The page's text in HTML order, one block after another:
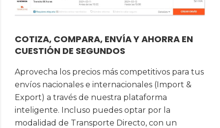
COTIZA, COMPARA, ENVÍA Y AHORRA EN
CUESTIÓN DE SEGUNDOS
Aprovecha los precios más competitivos para tus
envíos nacionales e internacionales (Import &
Export) a través de nuestra plataforma
inteligente. Incluso puedes optar por la
modalidad de Transporte Directo, con un